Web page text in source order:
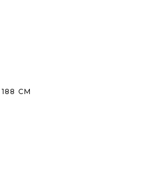
188 CM